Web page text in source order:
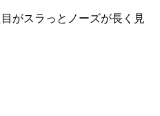
がスラっとノーズが長く見